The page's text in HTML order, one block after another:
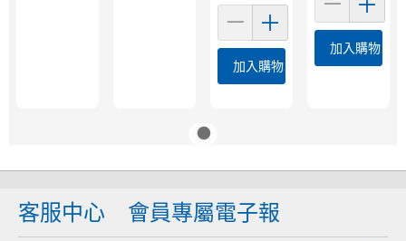
加入購物車
加入購物車
客服中心 會員專屬電子報